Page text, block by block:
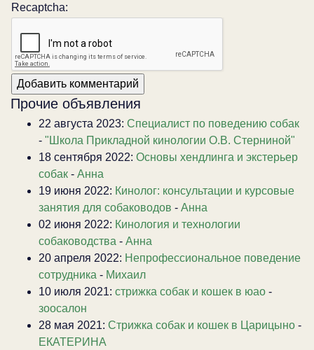
Recaptcha:
Прочие объявления
22 августа 2023: Специалист по поведению собак
- "Школа Прикладной кинологии О.В. Стерниной"
18 сентября 2022: Основы хендлинга и экстерьер
собак - Анна
19 июня 2022: Кинолог: консультации и курсовые
занятия для собаководов - Анна
02 июня 2022: Кинология и технологии
собаководства - Анна
20 апреля 2022: Непрофессиональное поведение
сотрудника - Михаил
10 июля 2021: стрижка собак и кошек в юао -
зоосалон
28 мая 2021: Стрижка собак и кошек в Царицыно -
ЕКАТЕРИНА